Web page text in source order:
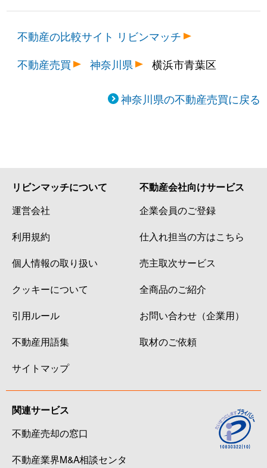
不動産の比較サイト リビンマッチ
不動産売買
神奈川県 横浜市青葉区
神奈川県の不動産売買に戻る
リビンマッチについて
運営会社
利用規約
個人情報の取り扱い
クッキーについて
引用ルール
不動産用語集
サイトマップ
不動産会社向けサービス
企業会員のご登録
仕入れ担当の方はこちら
売主取次サービス
全商品のご紹介
お問い合わせ（企業用）
取材のご依頼
関連サービス
不動産売却の窓口
不動産業界M&A相談センタ